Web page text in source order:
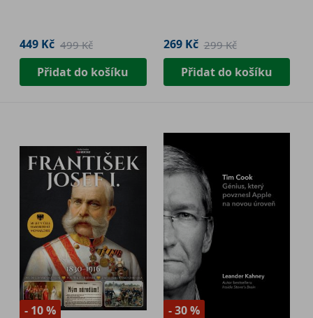
449 Kč 499 Kč
Přidat do košíku
269 Kč 299 Kč
Přidat do košíku
- 10 % - 30 %